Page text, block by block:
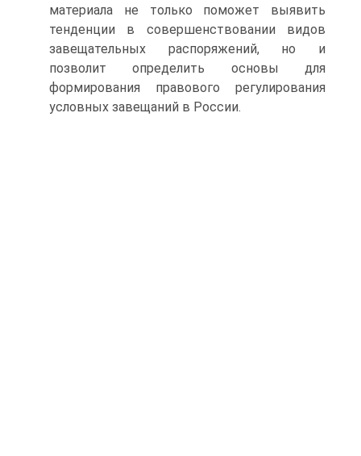
материала не только поможет выявить
тенденции в совершенствовании видов
завещательных распоряжений, но и
позволит определить основы для
формирования правового регулирования
условных завещаний в России.